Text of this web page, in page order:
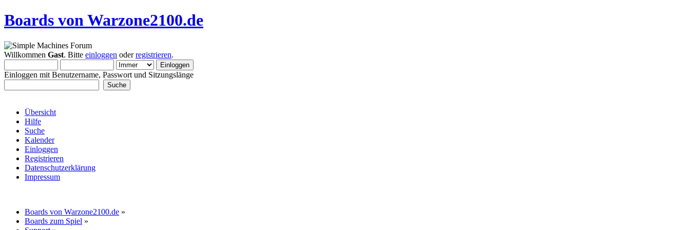
Boards von Warzone2100.de
Willkommen Gast. Bitte einloggen oderregistrieren.
Einloggen mit Benutzername, Passwort und Sitzungslänge
Übersicht
Hilfe
Suche
Kalender
Einloggen
Registrieren
Datenschutzerklärung
Impressum
Boards von Warzone2100.de »
Boards zum Spiel »